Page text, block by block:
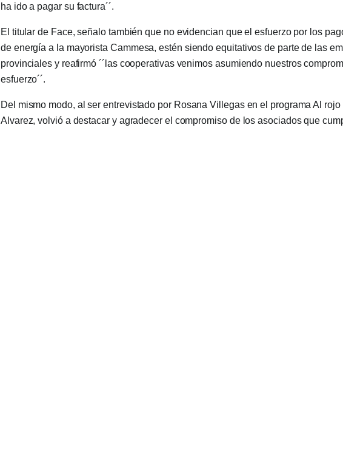
ha ido a pagar su factura´´.
El titular de Face, señalo también que no evidencian que el esfuerzo por los
de energía a la mayorista Cammesa, estén siendo equitativos de parte de las
provinciales y reafirmó ´´las cooperativas venimos asumiendo nuestros
esfuerzo´´.
Del mismo modo, al ser entrevistado por Rosana Villegas en el programa Al rojo
Alvarez, volvió a destacar y agradecer el compromiso de los asociados que